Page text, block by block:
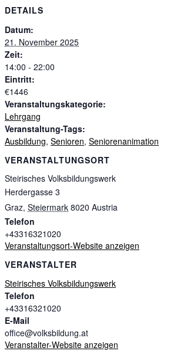
DETAILS
Datum:
21. November 2025
Zeit:
14:00 - 22:00
Eintritt:
€1446
Veranstaltungskategorie:
Lehrgang
Veranstaltung-Tags:
Ausbildung, Senioren, Seniorenanimation
VERANSTALTUNGSORT
Steirisches Volksbildungswerk
Herdergasse 3
Graz, Steiermark 8020 Austria
Telefon
+43316321020
Veranstaltungsort-Website anzeigen
VERANSTALTER
Steirisches Volksbildungswerk
Telefon
+43316321020
E-Mail
office@volksbildung.at
Veranstalter-Website anzeigen